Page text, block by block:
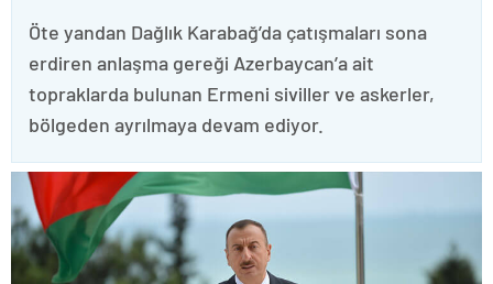
Öte yandan Dağlık Karabağ’da çatışmaları sona
erdiren anlaşma gereği Azerbaycan’a ait
topraklarda bulunan Ermeni siviller ve askerler,
bölgeden ayrılmaya devam ediyor.